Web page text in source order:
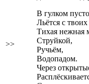
>>
В гулком
Льётся с
Тихая нежная
Струйкой,
Ручьём,
Водопадом.
Через